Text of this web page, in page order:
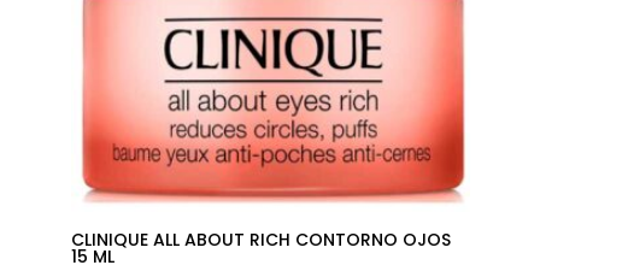
CLINIQUE ALL ABOUT RICH CONTORNO OJOS
15 ML